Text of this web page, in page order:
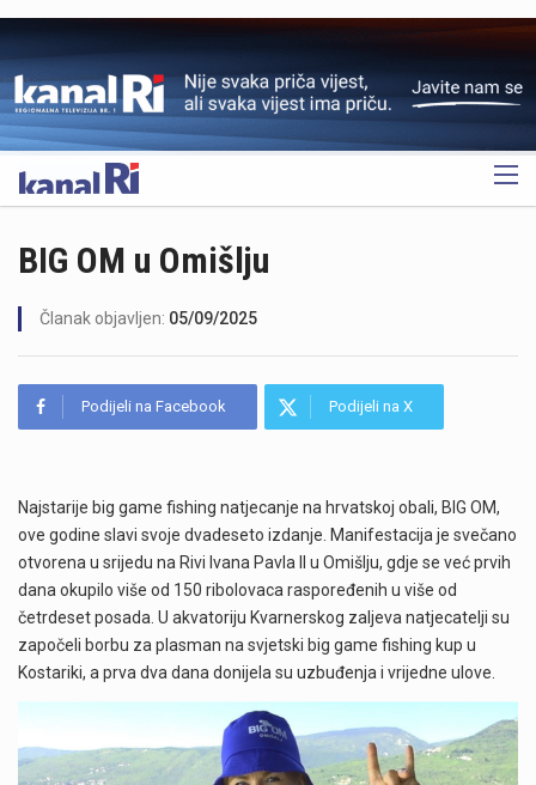
OGLAS
BIG OM u Omišlju
Članak objavljen: 05/09/2025
Podijeli na Facebook Podijeli na X
Najstarije big game fishing natjecanje na hrvatskoj obali, BIG OM,
ove godine slavi svoje dvadeseto izdanje. Manifestacija je svečano
otvorena u srijedu na Rivi Ivana Pavla II u Omišlju, gdje se već prvih
dana okupilo više od 150 ribolovaca raspoređenih u više od
četrdeset posada. U akvatoriju Kvarnerskog zaljeva natjecatelji su
započeli borbu za plasman na svjetski big game fishing kup u
Kostariki, a prva dva dana donijela su uzbuđenja i vrijedne ulove.